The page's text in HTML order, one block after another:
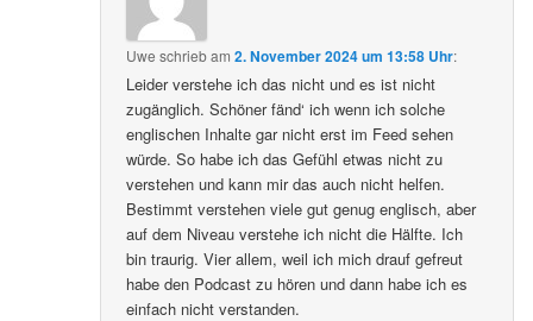
Uwe schriebam2. November 2024 um 13:58 Uhr:
Leider verstehe ich das nicht und es ist nicht
zugänglich. Schöner fänd‘ ich wenn ich solche
englischen Inhalte gar nicht erst im Feed sehen
würde. So habe ich das Gefühl etwas nicht zu
verstehen und kann mir das auch nicht helfen.
Bestimmt verstehen viele gut genug englisch, aber
auf dem Niveau verstehe ich nicht die Hälfte. Ich
bin traurig. Vier allem, weil ich mich drauf gefreut
habe den Podcast zu hören und dann habe ich es
einfach nicht verstanden.